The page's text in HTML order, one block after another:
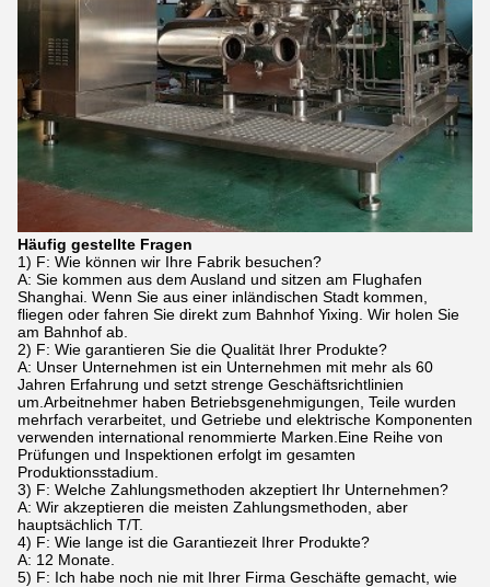
Häufig gestellte Fragen
1) F: Wie können wir Ihre Fabrik besuchen?
A: Sie kommen aus dem Ausland und sitzen am Flughafen
Shanghai. Wenn Sie aus einer inländischen Stadt kommen,
fliegen oder fahren Sie direkt zum Bahnhof Yixing. Wir holen Sie
am Bahnhof ab.
2) F: Wie garantieren Sie die Qualität Ihrer Produkte?
A: Unser Unternehmen ist ein Unternehmen mit mehr als 60
Jahren Erfahrung und setzt strenge Geschäftsrichtlinien
um.Arbeitnehmer haben Betriebsgenehmigungen, Teile wurden
mehrfach verarbeitet, und Getriebe und elektrische Komponenten
verwenden international renommierte Marken.Eine Reihe von
Prüfungen und Inspektionen erfolgt im gesamten
Produktionsstadium.
3) F: Welche Zahlungsmethoden akzeptiert Ihr Unternehmen?
A: Wir akzeptieren die meisten Zahlungsmethoden, aber
hauptsächlich T/T.
4) F: Wie lange ist die Garantiezeit Ihrer Produkte?
A: 12 Monate.
5) F: Ich habe noch nie mit Ihrer Firma Geschäfte gemacht, wie